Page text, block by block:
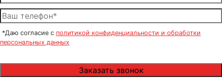
*Даю согласие с политикой конфиденциальности и обработки
персональных данных